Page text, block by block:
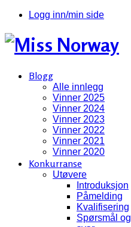
Logg inn/min side
Blogg
Alle innlegg
Vinner 2025
Vinner 2024
Vinner 2023
Vinner 2022
Vinner 2021
Vinner 2020
Konkurranse
Utøvere
Introduksjon
Påmelding
Kvalifisering
Spørsmål og